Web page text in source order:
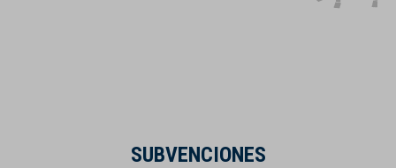
SUBVENCIONES